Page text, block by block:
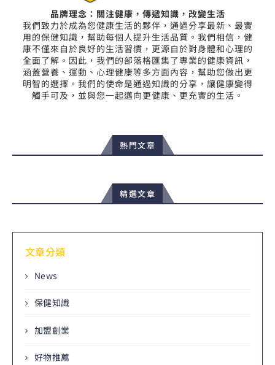
品牌理念：關注健康，傳遞知識，改變生活
我們致力於成為您健康生活的夥伴，通過分享最新、最實
用的保健知識，幫助每個人提升生活品質。我們相信，健
康不僅來自於良好的生活習慣，更源自於對身體和心理的
全面了解。因此，我們的部落格匯集了專業的健康資訊，
涵蓋營養、運動、心理健康等多方面內容，幫助您做出更
明智的選擇。我們的使命是通過知識的分享，讓健康變得
觸手可及，並與您一起邁向更健康、更充實的生活。
熱門文章
精選文章
文章分類
News
保健知識
加盟創業
好物推薦